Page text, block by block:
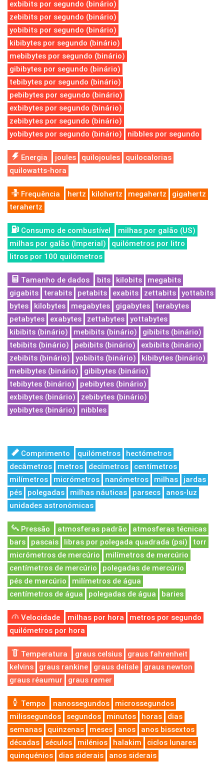
exbibits por segundo (binário)
zebibits por segundo (binário)
yobibits por segundo (binário)
kibibytes por segundo (binário)
mebibytes por segundo (binário)
gibibytes por segundo (binário)
tebibytes por segundo (binário)
pebibytes por segundo (binário)
exbibytes por segundo (binário)
zebibytes por segundo (binário)
yobibytes por segundo (binário)
nibbles por segundo
Energia joules quilojoules
quilocalorias
quilowatts-hora
Frequência hertz kilohertz megahertz
gigahertz
terahertz
Consumo de combustível
milhas por galão (US)
milhas por galão (Imperial)
quilómetros por litro
litros por 100 quilômetros
Tamanho de dados bits kilobits
megabits
gigabits
terabits petabits exabits zettabits
yottabits
bytes
kilobytes megabytes gigabytes
terabytes
petabytes
exabytes zettabytes
yottabytes
kibibits (binário)
mebibits (binário)
gibibits (binário)
tebibits (binário)
pebibits (binário)
exbibits (binário)
zebibits (binário)
yobibits (binário)
kibibytes (binário)
mebibytes (binário)
gibibytes (binário)
tebibytes (binário)
pebibytes (binário)
exbibytes (binário)
zebibytes (binário)
yobibytes (binário)
nibbles
Comprimento quilómetros
hectómetros
decâmetros
metros decímetros
centímetros
milímetros
micrómetros nanómetros milhas
jardas
pés
polegadas milhas náuticas parsecs
anos-luz
unidades astronómicas
Pressão atmosferas padrão
atmosferas técnicas
bars
pascais libras por polegada quadrada (psi)
torr
micrómetros de mercúrio
milímetros de mercúrio
centímetros de mercúrio
polegadas de mercúrio
pés de mercúrio
milímetros de água
centímetros de água
polegadas de água baries
Velocidade milhas por hora
metros por segundo
quilómetros por hora
Temperatura graus celsius
graus fahrenheit
kelvins
graus rankine graus delisle
graus newton
graus réaumur
graus rømer
Tempo nanossegundos
microssegundos
milissegundos
segundos minutos horas
dias
semanas
quinzenas meses anos
anos bissextos
décadas
séculos milénios halakim
ciclos lunares
quinquénios
dias siderais anos siderais